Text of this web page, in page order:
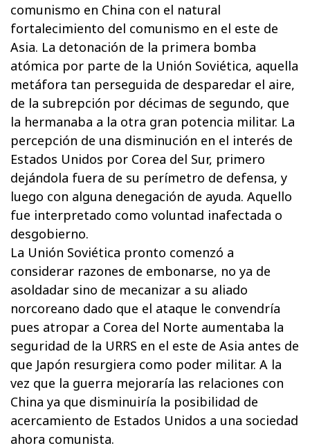
comunismo en China con el natural
fortalecimiento del comunismo en el este de
Asia. La detonación de la primera bomba
atómica por parte de la Unión Soviética, aquella
metáfora tan perseguida de desparedar el aire,
de la subrepción por décimas de segundo, que
la hermanaba a la otra gran potencia militar. La
percepción de una disminución en el interés de
Estados Unidos por Corea del Sur, primero
dejándola fuera de su perímetro de defensa, y
luego con alguna denegación de ayuda. Aquello
fue interpretado como voluntad inafectada o
desgobierno.
La Unión Soviética pronto comenzó a
considerar razones de embonarse, no ya de
asoldadar sino de mecanizar a su aliado
norcoreano dado que el ataque le convendría
pues atropar a Corea del Norte aumentaba la
seguridad de la URRS en el este de Asia antes de
que Japón resurgiera como poder militar. A la
vez que la guerra mejoraría las relaciones con
China ya que disminuiría la posibilidad de
acercamiento de Estados Unidos a una sociedad
ahora comunista.